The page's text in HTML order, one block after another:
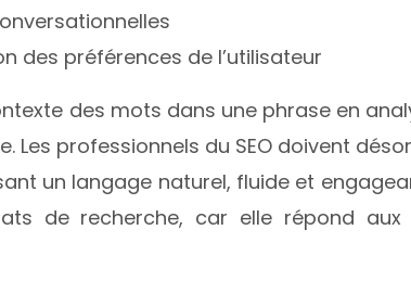
des préférences de l’utilisateur
des mots dans une phrase en
professionnels du SEO doivent
un langage naturel, fluide et
de recherche, car elle répond